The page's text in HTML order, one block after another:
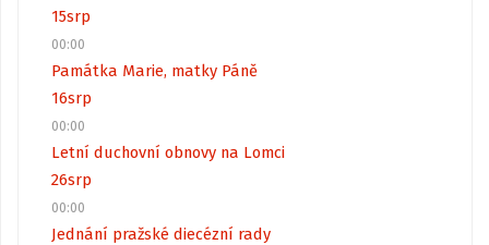
15srp
00:00
Památka Marie, matky Páně
16srp
00:00
Letní duchovní obnovy na Lomci
26srp
00:00
Jednání pražské diecézní rady